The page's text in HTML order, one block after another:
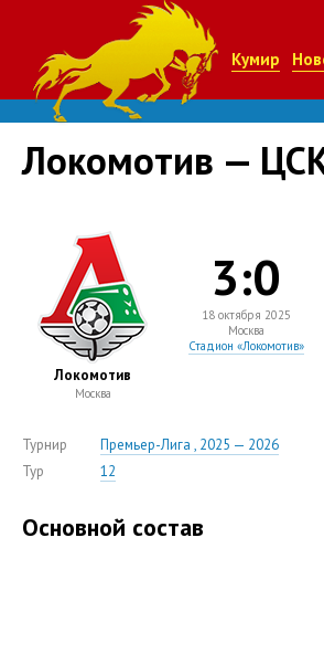
Кумир
Локомотив —
Локомотив
Москва
3:0
18 октября 2025
Москва
Стадион «Локомотив»
Турнир
Премьер-Лига , 2025 — 2026
Тур
12
Основной состав